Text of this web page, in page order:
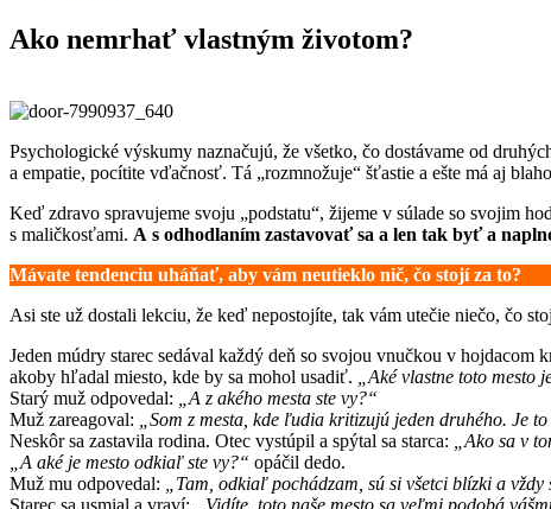
Ako nemrhať vlastným životom?
Psychologické výskumy naznačujú, že všetko, čo dostávame od
a empatie, pocítite vďačnosť. Tá „rozmnožuje“ šťastie a ešte má aj
Keď zdravo spravujeme svoju „podstatu“, žijeme v súlade so svojim
s maličkosťami. A s odhodlaním zastavovať sa a len tak byť a
Mávate tendenciu uháňať, aby vám neutieklo nič, čo stojí za to?
Asi ste už dostali lekciu, že keď nepostojíte, tak vám utečie niečo, čo
Jeden múdry starec sedával každý deň so svojou vnučkou v
akoby hľadal miesto, kde by sa mohol usadiť.
„Aké vlastne toto mesto
Starý muž odpovedal:
„A z akého mesta ste vy?“
Muž zareagoval:
„Som z mesta, kde ľudia kritizujú jeden druhého. Je
Neskôr sa zastavila rodina. Otec vystúpil a spýtal sa starca:
„Ako sa v
„A aké je mesto odkiaľ ste vy?“ opáčil dedo.
Muž mu odpovedal:
„Tam, odkiaľ pochádzam, sú si všetci blízki a
Starec sa usmial a vraví:
„Vidíte, toto naše mesto sa veľmi podobá